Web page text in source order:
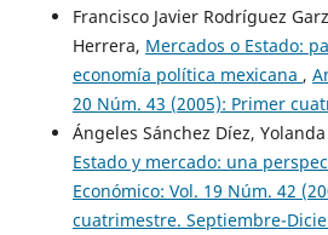
Francisco Javier Rodríguez
Herrera, Mercados o Estado:
economía política mexicana ,
20 Núm. 43 (2005): Primer
Ángeles Sánchez Díez,
Estado y mercado: una
Económico: Vol. 19 Núm. 42
cuatrimestre. Septiembre-